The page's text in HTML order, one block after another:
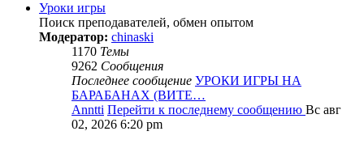
Уроки игры
Поиск преподавателей, обмен опытом
Модератор: chinaski
1170 Темы
9262 Сообщения
Последнее сообщение УРОКИ ИГРЫ НА
БАРАБАНАХ (ВИТЕ…
Anntti Перейти к последнему сообщению Вс авг
02, 2026 6:20 pm